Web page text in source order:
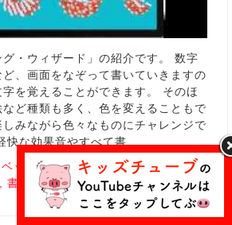
・ウィザード」の紹介です。 数字
、画面をなぞって書いていきますの
を覚えることができます。 そのほ
ど種類も多く、色を変えることもで
みながら色々なものにチャレンジで
快な効果音やすべて書…
ット,イラスト ,ウィザード ,デモ,
書き方